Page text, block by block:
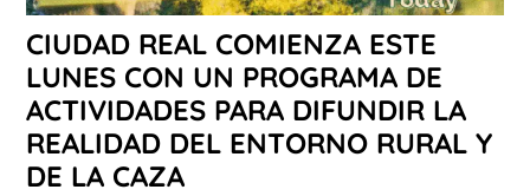
CIUDAD REAL COMIENZA ESTE
LUNES CON UN PROGRAMA DE
ACTIVIDADES PARA DIFUNDIR LA
REALIDAD DEL ENTORNO RURAL Y
DE LA CAZA